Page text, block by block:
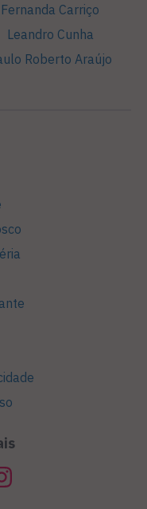
Fernanda Carriço
Leandro Cunha
Roberto Araújo